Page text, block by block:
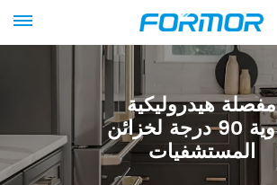
مفصلة هيدروليكية
بزاوية 90 درجة لخزائن
المستشفيات